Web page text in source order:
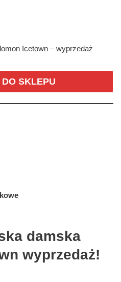
Icetown – wyprzedaż
SKLEPU
damska
wyprzedaż!